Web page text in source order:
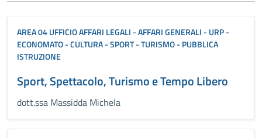
AREA 04 UFFICIO AFFARI LEGALI - AFFARI GENERALI - URP -
ECONOMATO - CULTURA - SPORT - TURISMO - PUBBLICA
ISTRUZIONE
Sport, Spettacolo, Turismo e Tempo Libero
dott.ssa Massidda Michela